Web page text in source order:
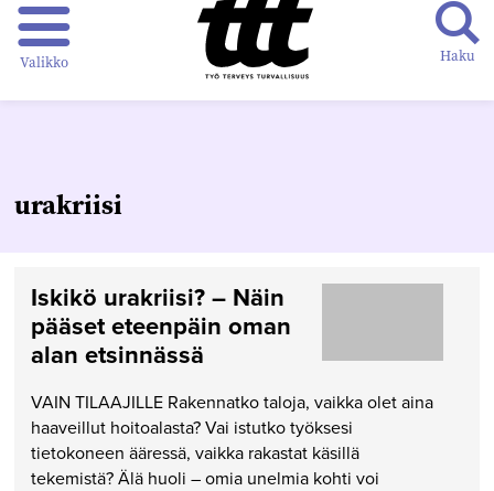
Valikko Haku
urakriisi
Iskikö urakriisi? – Näin
pääset eteenpäin oman
alan etsinnässä
VAIN TILAAJILLE Rakennatko taloja, vaikka olet aina
haaveillut hoitoalasta? Vai istutko työksesi
tietokoneen ääressä, vaikka rakastat käsillä
tekemistä? Älä huoli – omia unelmia kohti voi